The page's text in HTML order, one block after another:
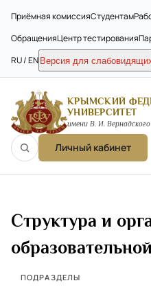
Приёмная комиссияСтудентам
ОбращенияЦентр тестирования
RU / EN Версия для
КРЫМСКИЙ
УНИВЕРСИТЕТ
имени В. И. Вернадского
Личный кабинет
Структура и
ПОДРАЗДЕЛЫ